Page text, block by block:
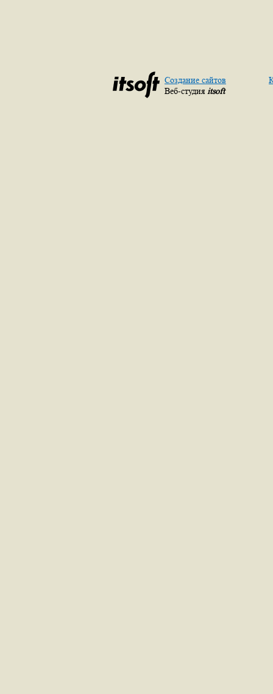
Создание сайтов
Веб-студия itsoft